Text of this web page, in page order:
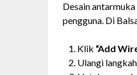
Desain
pengguna. Di
Klik “Add
Ulangi